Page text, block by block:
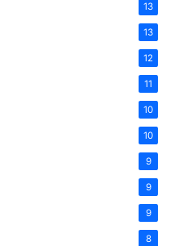
13
13
12
11
10
10
9
9
9
8